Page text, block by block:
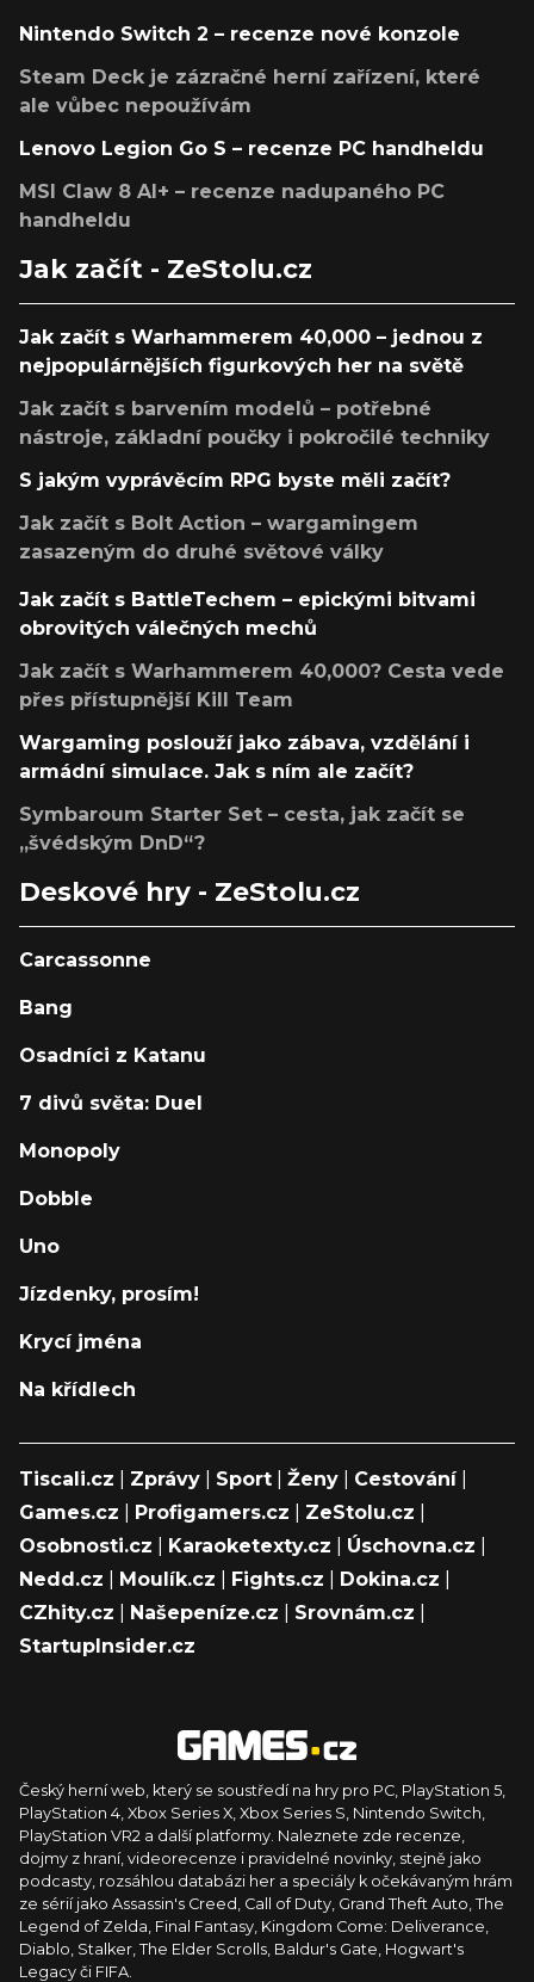
Nintendo Switch 2 – recenze nové konzole
Steam Deck je zázračné herní zařízení, které
ale vůbec nepoužívám
Lenovo Legion Go S – recenze PC handheldu
MSI Claw 8 AI+ – recenze nadupaného PC
handheldu
Jak začít - ZeStolu.cz
Jak začít s Warhammerem 40,000 – jednou z
nejpopulárnějších figurkových her na světě
Jak začít s barvením modelů – potřebné
nástroje, základní poučky i pokročilé techniky
S jakým vyprávěcím RPG byste měli začít?
Jak začít s Bolt Action – wargamingem
zasazeným do druhé světové války
Jak začít s BattleTechem – epickými bitvami
obrovitých válečných mechů
Jak začít s Warhammerem 40,000? Cesta vede
přes přístupnější Kill Team
Wargaming poslouží jako zábava, vzdělání i
armádní simulace. Jak s ním ale začít?
Symbaroum Starter Set – cesta, jak začít se
„švédským DnD“?
Deskové hry - ZeStolu.cz
Carcassonne
Bang
Osadníci z Katanu
7 divů světa: Duel
Monopoly
Dobble
Uno
Jízdenky, prosím!
Krycí jména
Na křídlech
Tiscali.cz Zprávy Sport Ženy Cestování|
Games.cz
Profigamers.cz ZeStolu.cz
Osobnosti.cz
Karaoketexty.cz Úschovna.cz
Nedd.cz
Moulík.cz Fights.cz Dokina.cz
CZhity.cz
Našepeníze.cz Srovnám.cz
StartupInsider.cz
Český herní web, který se soustředí na hry pro PC, PlayStation 5,
PlayStation 4, Xbox Series X, Xbox Series S, Nintendo Switch,
PlayStation VR2 a další platformy. Naleznete zde recenze,
dojmy z hraní, videorecenze i pravidelné novinky, stejně jako
podcasty, rozsáhlou databázi her a speciály k očekávaným hrám
ze sérií jako Assassin's Creed, Call of Duty, Grand Theft Auto, The
Legend of Zelda, Final Fantasy, Kingdom Come: Deliverance,
Diablo, Stalker, The Elder Scrolls, Baldur's Gate, Hogwart's
Legacy či FIFA.